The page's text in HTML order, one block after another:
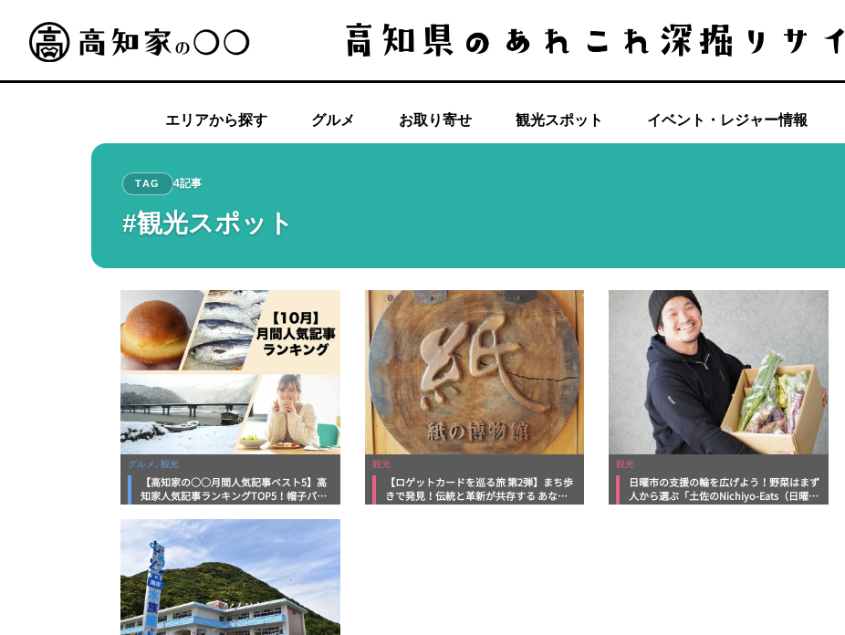
エリアから探す グルメ お取り寄せ 観光スポット イベント・レジャー情報
TAG 4記事
#観光スポット
グルメ, 観光
【高知家の○○月間人気記事ベスト5】高
知家人気記事ランキングTOP5！帽子パ
観光
【ロゲットカードを巡る旅 第2弾】まち歩
きで発見！伝統と革新が共存する あなた
観光
日曜市の支援の輪を広げよう！野菜はまず
人から選ぶ「土佐のNichiyo-Eats（日曜イ